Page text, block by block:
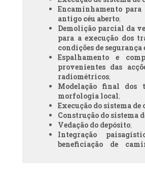
Encaminhamento
antigo céu aberto;
Demolição parcial da
para a execução dos
condições de
Espalhamento e
provenientes das
radiométricos;
Modelação final dos
morfologia local;
Execução do sistema
Construção do sistema
Vedação do depósito;
Integração
beneficiação de